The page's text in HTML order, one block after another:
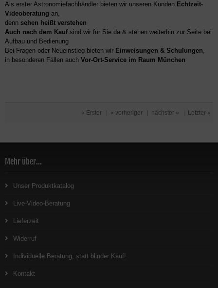
Als erster Astronomiefachhändler bieten wir unseren Kunden Echtzeit-
Videoberatung an,
denn sehen heißt verstehen
Auch nach dem Kaufsind wir für Sie da & stehen weiterhin zur Seite bei
Aufbau und Bedienung
Bei Fragen oder Neueinstieg bieten wir Einweisungen & Schulungen,
in besonderen Fällen auch Vor-Ort-Service im Raum München
« Erster « vorheriger nächster » Letzter »
Mehr über...
Unser Produktkatalog
Live-Video-Beratung
Lieferzeit
Widerruf
Individuelle Beratung, statt blinder Kauf!
Kontakt